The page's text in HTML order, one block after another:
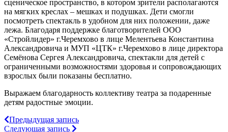
сценическое пространство, в котором зрители располагаются
на мягких креслах – мешках и подушках. Дети смогли
посмотреть спектакль в удобном для них положении, даже
лежа. Благодаря поддержке благотворителей ООО
«Стройлидер» г.Черемхово в лице Мелентьева Константина
Александровича и МУП «ЦТК» г.Черемхово в лице директора
Семёнова Сергея Александровича, спектакли для детей с
ограниченными возможностями здоровья и сопровождающих
взрослых были показаны бесплатно.
Выражаем благодарность коллективу театра за подаренные
детям радостные эмоции.
Предыдущая запись
Следующая запись